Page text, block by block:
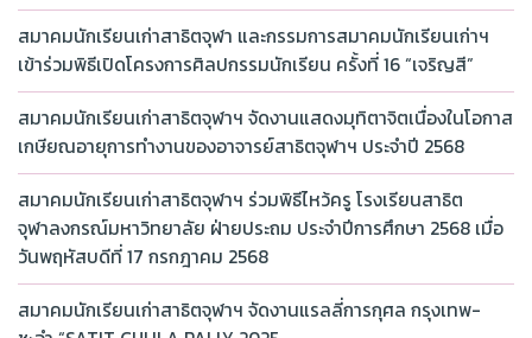
สมาคมนักเรียนเก่าสาธิตจุฬา และกรรมการสมาคมนักเรียนเก่าฯ
เข้าร่วมพิธีเปิดโครงการศิลปกรรมนักเรียน ครั้งที่ 16 “เจริญสี”
สมาคมนักเรียนเก่าสาธิตจุฬาฯ จัดงานแสดงมุทิตาจิตเนื่องในโอกาส
เกษียณอายุการทำงานของอาจารย์สาธิตจุฬาฯ ประจำปี 2568
สมาคมนักเรียนเก่าสาธิตจุฬาฯ ร่วมพิธีไหว้ครู โรงเรียนสาธิต
จุฬาลงกรณ์มหาวิทยาลัย ฝ่ายประถม ประจำปีการศึกษา 2568 เมื่อ
วันพฤหัสบดีที่ 17 กรกฎาคม 2568
สมาคมนักเรียนเก่าสาธิตจุฬาฯ จัดงานแรลลี่การกุศล กรุงเทพ-